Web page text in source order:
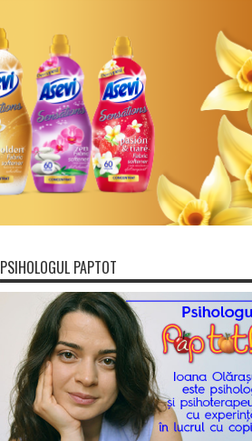
PSIHOLOGUL PAPTOT